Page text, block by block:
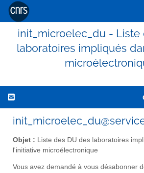
init_microelec_du - Liste
laboratoires impliqués
Objet : Liste des DU des laboratoires
l'initiative microélectronique
Vous avez demandé à vous désabonner